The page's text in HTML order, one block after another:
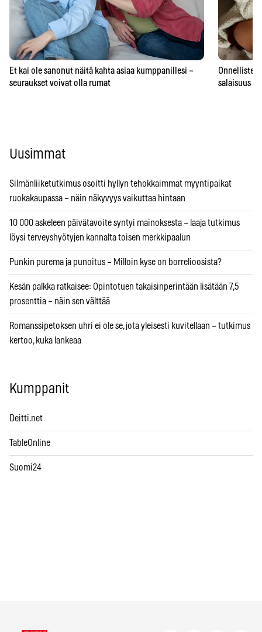
Et kai ole sanonut näitä kahta asiaa kumppanillesi –
seuraukset voivat olla rumat
Onnellisten
salaisuus –
Uusimmat
Silmänliiketutkimus osoitti hyllyn tehokkaimmat myyntipaikat
ruokakaupassa – näin näkyvyys vaikuttaa hintaan
10 000 askeleen päivätavoite syntyi mainoksesta – laaja tutkimus
löysi terveyshyötyjen kannalta toisen merkkipaalun
Punkin purema ja punoitus – Milloin kyse on borrelioosista?
Kesän palkka ratkaisee: Opintotuen takaisinperintään lisätään 7,5
prosenttia – näin sen välttää
Romanssipetoksen uhri ei ole se, jota yleisesti kuvitellaan – tutkimus
kertoo, kuka lankeaa
Kumppanit
Deitti.net
TableOnline
Suomi24